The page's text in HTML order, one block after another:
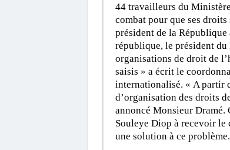
44 travailleurs du
combat pour que ses
président de la
république, le président
organisations de droit de
saisis » a écrit le
internationalisé. « A partir
d’organisation des droits
annoncé Monsieur
Souleye Diop à recevoir
une solution à ce problème.